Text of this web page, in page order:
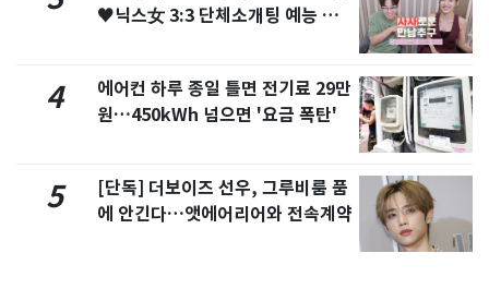
♥닉스女 3:3 단체소개팅 예능 화
4
에어컨 하루 종일 틀면 전기료 29만
원…450kWh 넘으면 '요금 폭탄'
5
[단독] 더보이즈 선우, 그루비룸 품
에 안긴다…앳에어리어와 전속계약